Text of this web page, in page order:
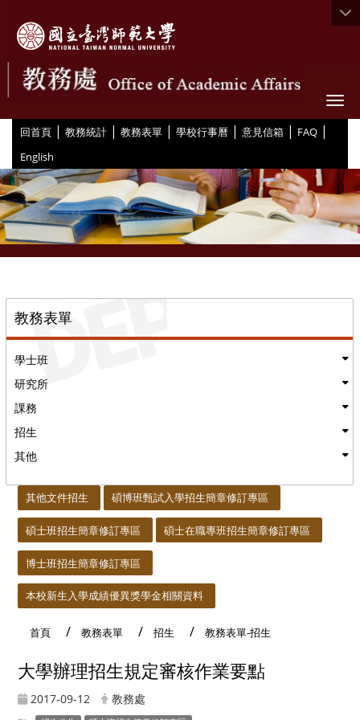
回首頁 | 教務統計 | 教務表單 | 學校行事曆 | 意見信箱 | FAQ |
English
教務表單
學士班
研究所
課務
招生
其他
其他文件招生 碩博班甄試入學招生簡章修訂專區
碩士班招生簡章修訂專區 碩士在職專班招生簡章修訂專區
博士班招生簡章修訂專區
本校新生入學成績優異獎學金相關資料
首頁 教務表單 招生 教務表單-招生
大學辦理招生規定審核作業要點
2017-09-12 教務處